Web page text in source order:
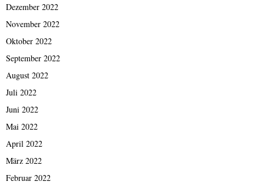
Dezember 2022
November 2022
Oktober 2022
September 2022
August 2022
Juli 2022
Juni 2022
Mai 2022
April 2022
März 2022
Februar 2022